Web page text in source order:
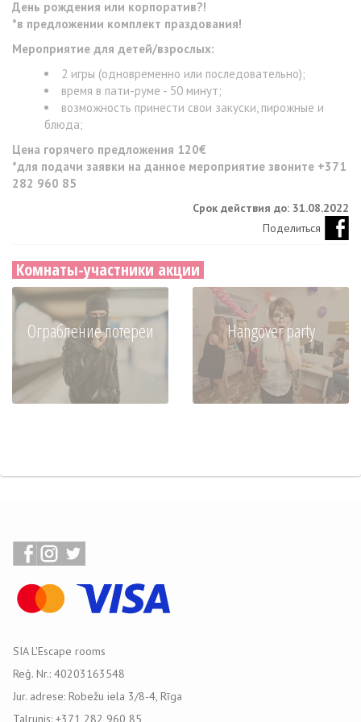
День рождения или корпоратив?!
*в предложении комплект праздования!
Мероприятие для детей/взрослых:
2 игры (одновременно или последовательно);
время в пати-руме - 50 минут;
возможность принести свои закуски, пирожные и
блюда;
Цена горячего предложения 120€
*для подачи заявки на данное мероприятие звоните +371
282 960 85
Срок действия до: 31.08.2022
Поделиться
Комнаты-участники акции
Ограбление лотереи Hangover party
SIA L'Escape rooms
Reģ. Nr.: 40203163548
Jur. adrese: Robežu iela 3/8-4, Rīga